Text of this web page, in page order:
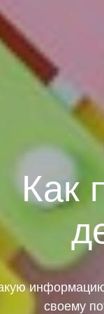
Как
своему